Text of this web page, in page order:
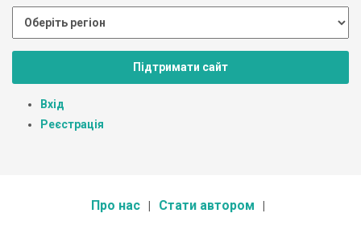
Підтримати сайт
Вхід
Реєстрація
Про нас Стати автором